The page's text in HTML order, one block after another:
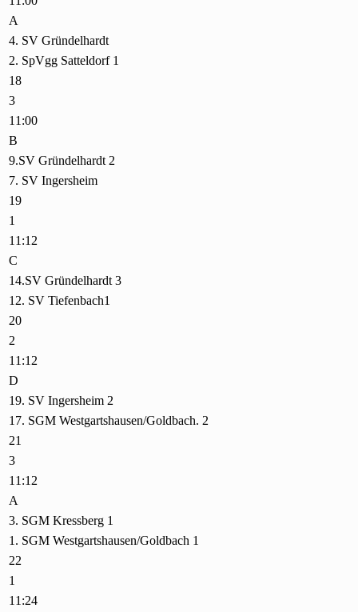
A
4. SV Gründelhardt
2. SpVgg Satteldorf 1
18
3
11:00
B
9.SV Gründelhardt 2
7. SV Ingersheim
19
1
11:12
C
14.SV Gründelhardt 3
12. SV Tiefenbach1
20
2
11:12
D
19. SV Ingersheim 2
17. SGM Westgartshausen/Goldbach. 2
21
3
11:12
A
3. SGM Kressberg 1
1. SGM Westgartshausen/Goldbach 1
22
1
11:24